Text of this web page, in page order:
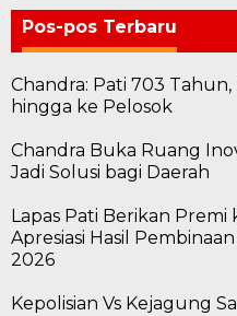
Pos-pos Terbaru
Chandra: Pati 703
hingga ke Pelosok
Chandra Buka Ruang
Jadi Solusi bagi Daerah
Lapas Pati Berikan Premi
Apresiasi Hasil
2026
Kepolisian Vs Kejagung